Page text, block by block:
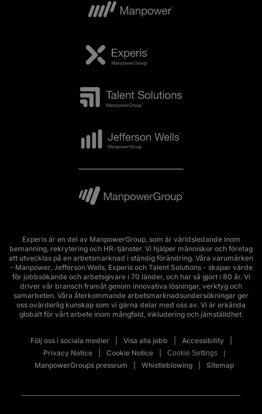
Experis är en del av ManpowerGroup, som är världsledande inom
bemanning, rekrytering och HR-tjänster. Vi hjälper människor och företag
att utvecklas på en arbetsmarknad i ständig förändring. Våra varumärken
- Manpower, Jefferson Wells, Experis och Talent Solutions - skapar värde
för jobbsökande och arbetsgivare i 70 länder, och har så gjort i 80 år. Vi
driver vår bransch framåt genom innovativa lösningar, verktyg och
samarbeten. Våra återkommande arbetsmarknadsundersökningar ger
oss ovärderlig kunskap som vi gärna delar med oss av. Vi är erkända
globalt för vårt arbete inom mångfald, inkludering och jämställdhet.
Följ oss i sociala medier Visa alla jobb
Accessibility
Privacy Notice
Cookie Notice Cookie Settings
ManpowerGroups pressrum Whistleblowing Sitemap